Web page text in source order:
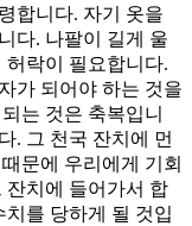
합니다. 자기 옷을
다. 나팔이 길게 울
허락이 필요합니다.
가 되어야 하는 것을
는 것은 축복입니
. 그 천국 잔치에 먼
문에 우리에게 기회
잔치에 들어가서 합
를 당하게 될 것입